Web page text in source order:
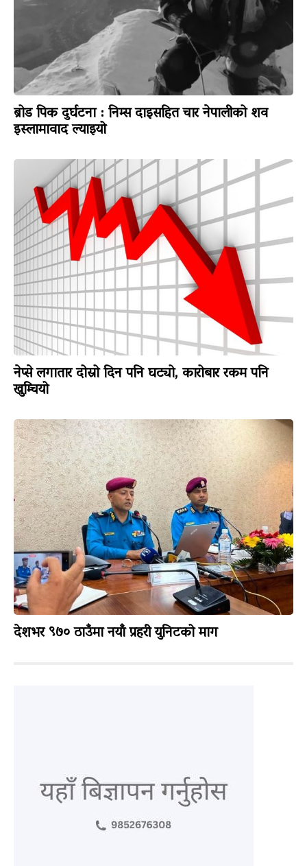
ब्रोड पिक दुर्घटना : निम्स दाइसहित चार नेपालीको शव
इस्लामावाद ल्याइयो
नेप्से लगातार दोस्रो दिन पनि घट्यो, कारोबार रकम पनि
खुम्चियो
देशभर ९७० ठाउँमा नयाँ प्रहरी युनिटको माग